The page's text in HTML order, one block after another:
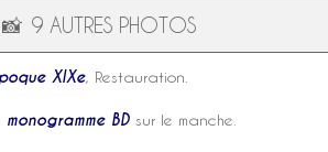
📸 9 AUTRES PHOTOS
XIXe, Restauration
monogramme BD sur le manche.